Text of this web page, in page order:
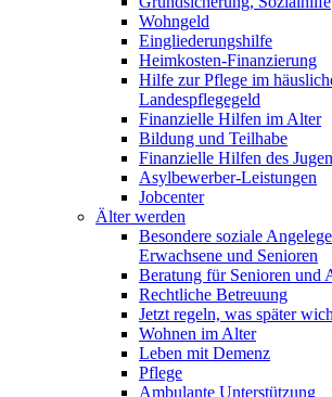
Wohngeld
Eingliederungshilfe
Heimkosten-Finanzierung
Hilfe zur Pflege im
Landespflegegeld
Finanzielle Hilfen im Alter
Bildung und Teilhabe
Finanzielle Hilfen des
Asylbewerber-Leistungen
Jobcenter
Älter werden
Besondere soziale
Erwachsene und Senioren
Beratung für Senioren und
Rechtliche Betreuung
Jetzt regeln, was später
Wohnen im Alter
Leben mit Demenz
Pflege
Ambulante Unterstützung